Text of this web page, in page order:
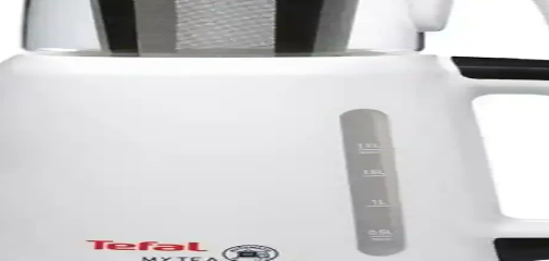
çelik rezistansı ve 1,75 litre kapasitesiyle hızlı ve güvenli çay
Termostatı Sıcaklık ve Buhar Kontrolü
çay ve kahve hazırlığını kolaylaştırır, enerji tasarrufu ve kullanım
Fonksiyonlu Modern Mutfak Cihazı
Çay Makinesi ve Su Isıtıcısı, hızlı ısıtma ve güvenlik özellikleriyle
Tasarım ve Çok Fonksiyonlu Kullanım